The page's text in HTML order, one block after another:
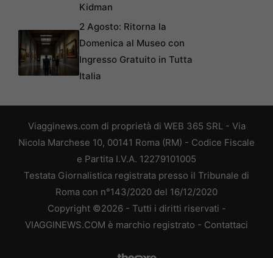
Kidman
2 Agosto: Ritorna la
Domenica al Museo con
Ingresso Gratuito in Tutta
Italia
Viagginews.com di proprietà di WEB 365 SRL - Via
Nicola Marchese 10, 00141 Roma (RM) - Codice Fiscale
e Partita I.V.A. 12279101005
Testata Giornalistica registrata presso il Tribunale di
Roma con n°143/2020 del 16/12/2020
Copyright ©2026 - Tutti i diritti riservati -
VIAGGINEWS.COM è marchio registrato - Contattaci